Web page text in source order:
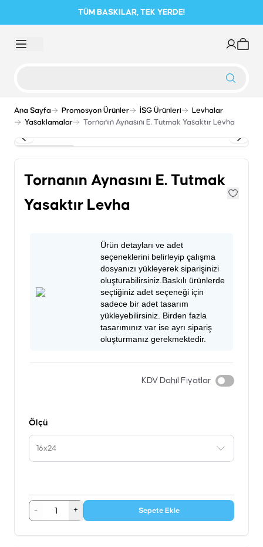
TÜM BASKILAR, TEK YERDE!
Ana Sayfa Promosyon Ürünler İSG Ürünleri
Levhalar
Yasaklamalar
Tornanın Aynasını E. Tutmak Yasaktır Levha
Tornanın Aynasını E. Tutmak
Yasaktır Levha
Ürün detayları ve adet
seçeneklerini belirleyip çalışma
dosyanızı yükleyerek siparişinizi
oluşturabilirsiniz.Baskılı ürünlerde
seçtiğiniz adet seçeneği için
sadece bir adet tasarım
yükleyebilirsiniz. Birden fazla
tasarımınız var ise ayrı sipariş
oluşturmanız gerekmektedir.
KDV Dahil Fiyatlar
Ölçü
16x24
- + Sepete Ekle